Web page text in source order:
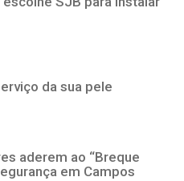
da sua pele
aderem ao “Breque
em Campos